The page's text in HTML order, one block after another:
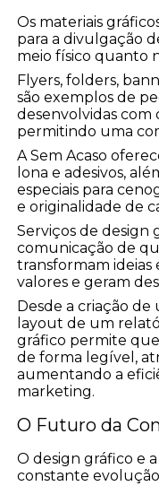
Os materiais
para a divulgação
meio físico quanto
Flyers, folders,
são exemplos de
desenvolvidas com
permitindo uma
A Sem Acaso
lona e adesivos,
especiais para
e originalidade de
Serviços de design
comunicação de
transformam
valores e geram
Desde a criação de
layout de um
gráfico permite
de forma legível,
aumentando a
marketing.
O Futuro da
O design gráfico e
constante